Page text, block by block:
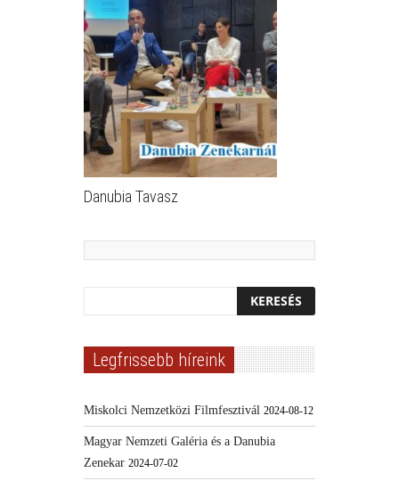
Danubia Tavasz
Legfrissebb híreink
Miskolci Nemzetközi Filmfesztivál 2024-08-12
Magyar Nemzeti Galéria és a Danubia
Zenekar 2024-07-02